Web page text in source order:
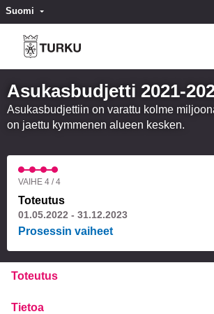
Suomi Valitse kieli
Asukasbudjetti 2021-
Asukasbudjettiin on varattu kolme
on jaettu kymmenen alueen kesken.
VAIHE 4 / 4
Toteutus
01.05.2022 - 31.12.2023
Prosessin vaiheet
Toteutus
Tietoa